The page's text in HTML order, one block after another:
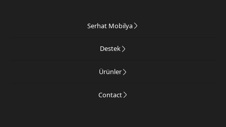
Serhat Mobilya
Destek
Ürünler
Contact